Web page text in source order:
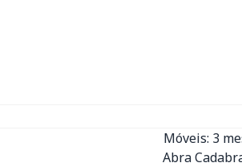
Móveis: 3
Abra